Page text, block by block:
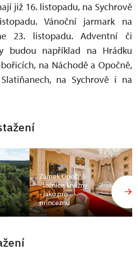
již 16. listopadu, na Sychrově
Vánoční jarmark na
23. listopadu. Adventní či
budou například na Hrádku
na Náchodě a Opočně,
na Sychrově i na
Zámek Opočno
- ložnice kněžny
- jako pro
princeznu